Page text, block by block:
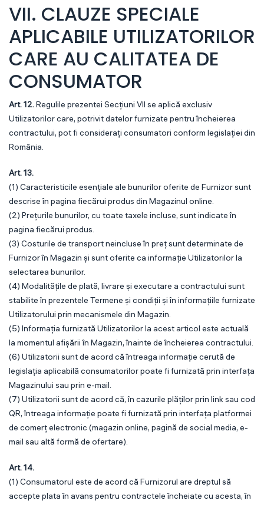
VII. CLAUZE SPECIALE
APLICABILE UTILIZATORILOR
CARE AU CALITATEA DE
CONSUMATOR
Art. 12.Regulile prezentei Secțiuni VII se aplică exclusiv
Utilizatorilor care, potrivit datelor furnizate pentru încheierea
contractului, pot fi considerați consumatori conform legislației din
România.
Art. 13.
(1) Caracteristicile esențiale ale bunurilor oferite de Furnizor sunt
descrise în pagina fiecărui produs din Magazinul online.
(2) Prețurile bunurilor, cu toate taxele incluse, sunt indicate în
pagina fiecărui produs.
(3) Costurile de transport neincluse în preț sunt determinate de
Furnizor în Magazin și sunt oferite ca informație Utilizatorilor la
selectarea bunurilor.
(4) Modalitățile de plată, livrare și executare a contractului sunt
stabilite în prezentele Termene și condiții și în informațiile furnizate
Utilizatorului prin mecanismele din Magazin.
(5) Informația furnizată Utilizatorilor la acest articol este actuală
la momentul afișării în Magazin, înainte de încheierea contractului.
(6) Utilizatorii sunt de acord că întreaga informație cerută de
legislația aplicabilă consumatorilor poate fi furnizată prin interfața
Magazinului sau prin e-mail.
(7) Utilizatorii sunt de acord că, în cazurile plăților prin link sau cod
QR, întreaga informație poate fi furnizată prin interfața platformei
de comerț electronic (magazin online, pagină de social media, e-
mail sau altă formă de ofertare).
Art. 14.
(1) Consumatorul este de acord că Furnizorul are dreptul să
accepte plata în avans pentru contractele încheiate cu acesta, în